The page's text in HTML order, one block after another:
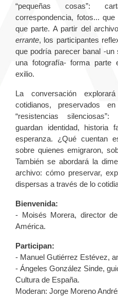
“pequeñas cosas”:
correspondencia, fotos...
que parte. A partir del
errante, los participantes
que podría parecer banal -un
una fotografía- forma parte
exilio.
La conversación
cotidianos, preservados
“resistencias
guardan identidad, historia
esperanza. ¿Qué cuentan
sobre quienes emigraron,
También se abordará la
archivo: cómo preservar,
dispersas a través de lo
Bienvenida:
- Moisés Morera, director
América.
Participan:
- Manuel Gutiérrez Estévez,
- Ángeles González Sinde,
Cultura de España.
Moderan: Jorge Moreno